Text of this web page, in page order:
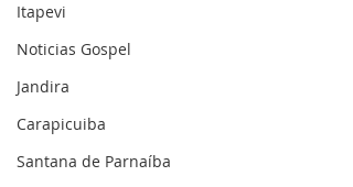
Itapevi
Noticias Gospel
Jandira
Carapicuiba
Santana de Parnaíba